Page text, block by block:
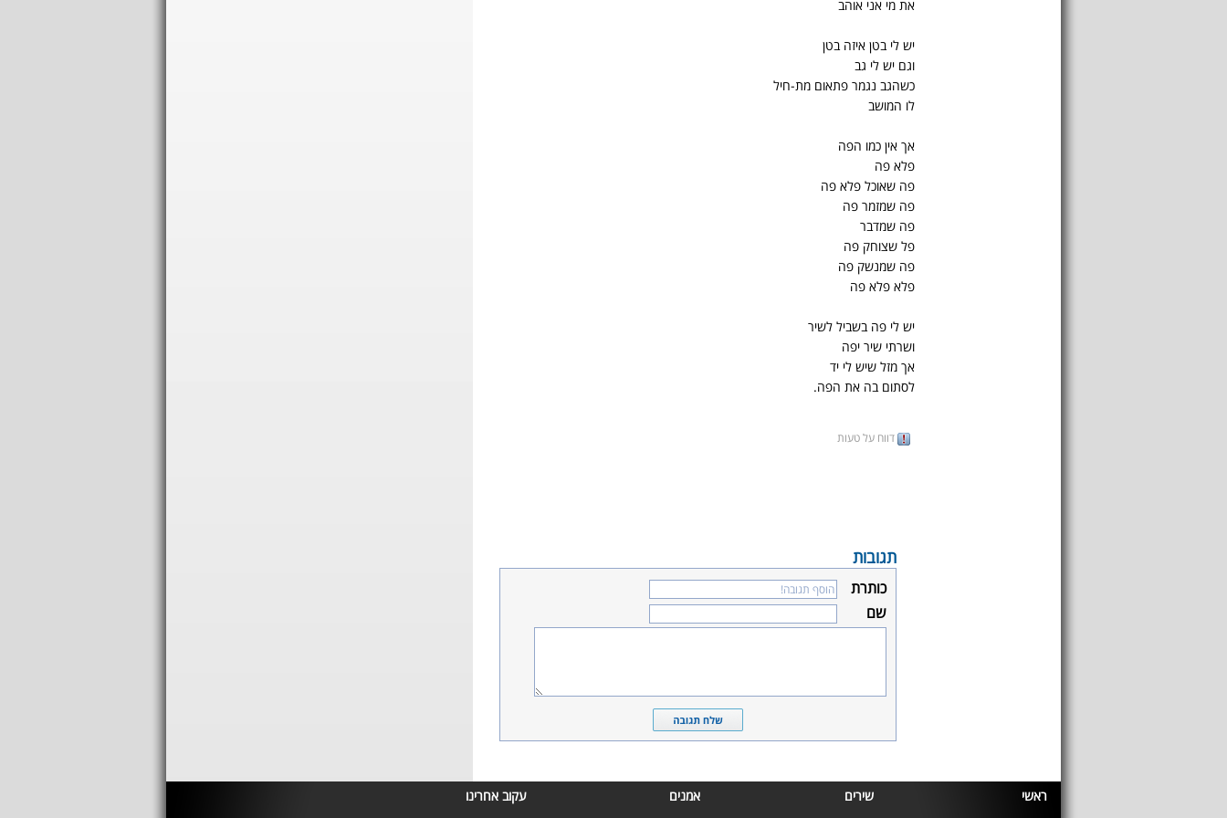
את מי אני אוהב
יש לי בטן איזה בטן
וגם יש לי גב
כשהגב נגמר פתאום מת-חיל
לו המושב
אך אין כמו הפה
פלא פה
פה שאוכל פלא פה
פה שמזמר פה
פה שמדבר
פל שצוחק פה
פה שמנשק פה
פלא פלא פה
יש לי פה בשביל לשיר
ושרתי שיר יפה
אך מזל שיש לי יד
לסתום בה את הפה.
דווח על טעות
תגובות
כותרת
שם
ראשי שירים אמנים עקוב אחרינו